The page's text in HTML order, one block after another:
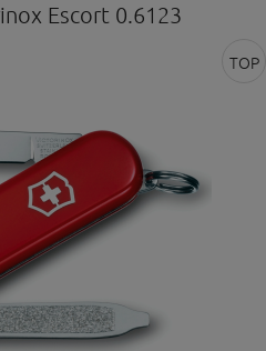
Escort 0.6123
TOP